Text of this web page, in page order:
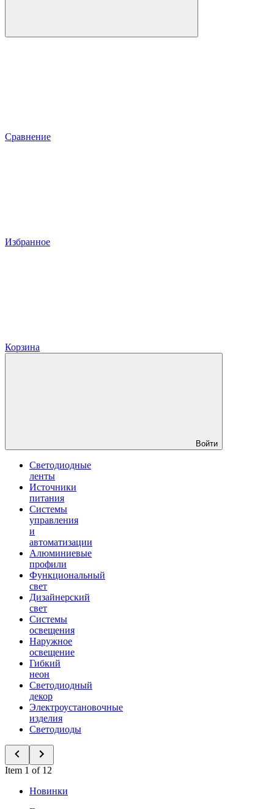
Сравнение
Избранное
Корзина
Войти
Светодиодные
ленты
Источники
питания
Системы
управления
и
автоматизации
Алюминиевые
профили
Функциональный
свет
Дизайнерский
свет
Системы
освещения
Наружное
освещение
Гибкий
неон
Светодиодный
декор
Электроустановочные
изделия
Светодиоды
Item 1 of 12
Новинки